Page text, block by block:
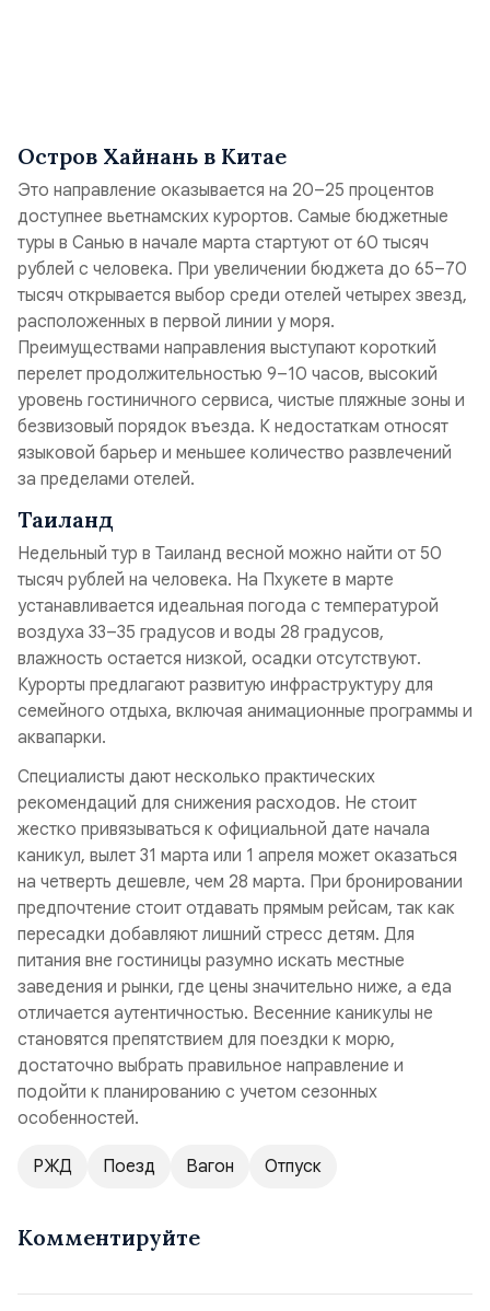
Остров Хайнань в Китае
Это направление оказывается на 20–25 процентов
доступнее вьетнамских курортов. Самые бюджетные
туры в Санью в начале марта стартуют от 60 тысяч
рублей с человека. При увеличении бюджета до 65–70
тысяч открывается выбор среди отелей четырех звезд,
расположенных в первой линии у моря.
Преимуществами направления выступают короткий
перелет продолжительностью 9–10 часов, высокий
уровень гостиничного сервиса, чистые пляжные зоны и
безвизовый порядок въезда. К недостаткам относят
языковой барьер и меньшее количество развлечений
за пределами отелей.
Таиланд
Недельный тур в Таиланд весной можно найти от 50
тысяч рублей на человека. На Пхукете в марте
устанавливается идеальная погода с температурой
воздуха 33–35 градусов и воды 28 градусов,
влажность остается низкой, осадки отсутствуют.
Курорты предлагают развитую инфраструктуру для
семейного отдыха, включая анимационные программы и
аквапарки.
Специалисты дают несколько практических
рекомендаций для снижения расходов. Не стоит
жестко привязываться к официальной дате начала
каникул, вылет 31 марта или 1 апреля может оказаться
на четверть дешевле, чем 28 марта. При бронировании
предпочтение стоит отдавать прямым рейсам, так как
пересадки добавляют лишний стресс детям. Для
питания вне гостиницы разумно искать местные
заведения и рынки, где цены значительно ниже, а еда
отличается аутентичностью. Весенние каникулы не
становятся препятствием для поездки к морю,
достаточно выбрать правильное направление и
подойти к планированию с учетом сезонных
особенностей.
РЖД Поезд Вагон Отпуск
Комментируйте